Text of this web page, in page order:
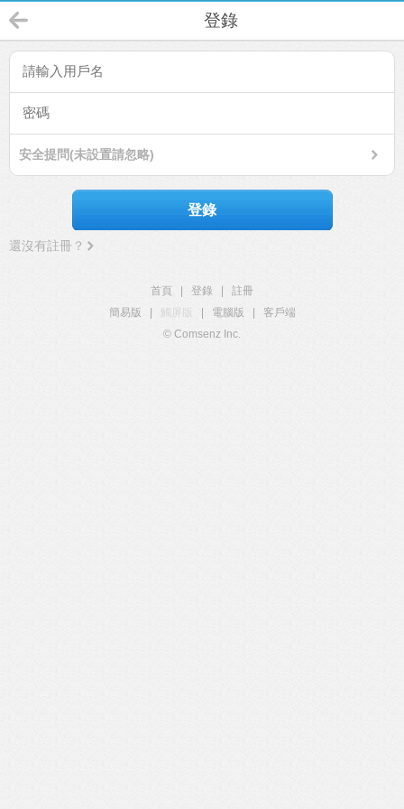
登錄
安全提問(未設置請忽略)
登錄
還沒有註冊？
首頁 登錄
註冊
簡易版
觸屏版 電腦版
客戶端
© Comsenz Inc.